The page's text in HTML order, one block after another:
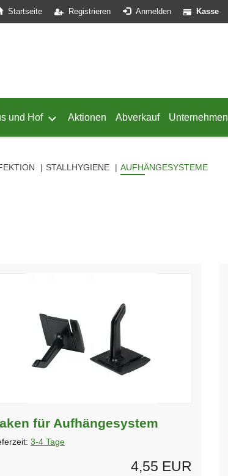
Startseite Registrieren Anmelden Kasse
öffnen
von Schafe öffnen
und Hof Untermenü von Haus und Hof öffnen
Aktionen Abverkauf Unternehmen
STALLHYGIENE AUFHÄNGESYSTEME
für Aufhängesystem
3-4 Tage
4,55 EUR